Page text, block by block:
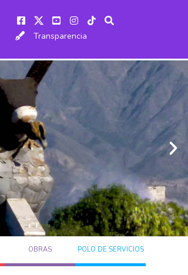
Transparencia
OBRAS POLO DE SERVICIOS